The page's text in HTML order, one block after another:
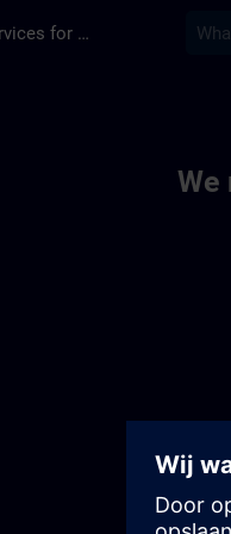
Training Services for Digital Industries
We